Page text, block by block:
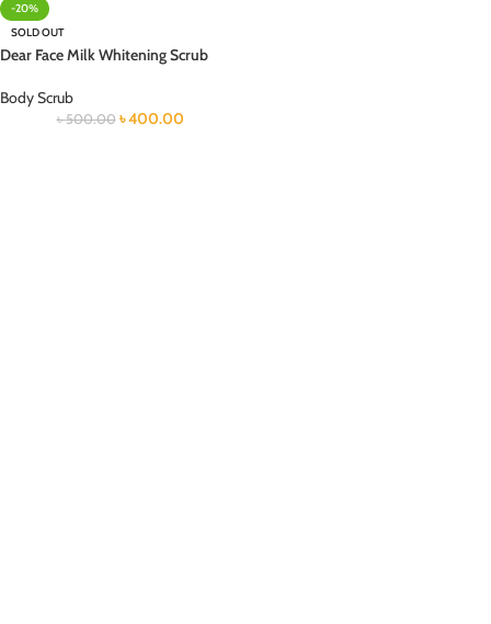
-20%
SOLD OUT
Dear Face Milk Whitening Scrub
Body Scrub
৳500.00 ৳400.00